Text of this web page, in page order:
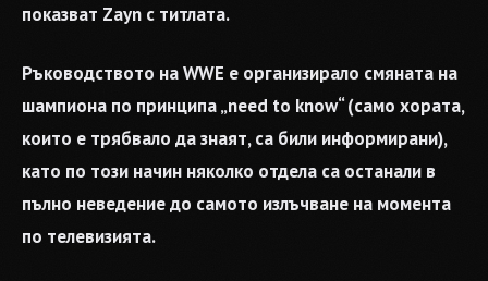
показват Zayn с титлата.
Ръководството на WWE е организирало смяната на
шампиона по принципа „need to know“ (само хората,
които е трябвало да знаят, са били информирани),
като по този начин няколко отдела са останали в
пълно неведение до самото излъчване на момента
по телевизията.